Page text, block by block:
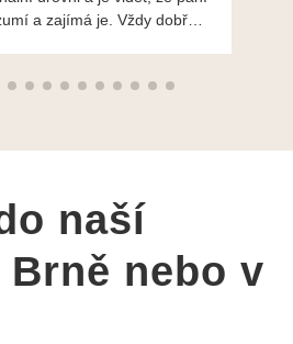
a zajímá je. Vždy dobře a
napsáno - na požádání
naší
nebo v